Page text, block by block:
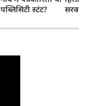
पब्लिसिटी स्टंट?